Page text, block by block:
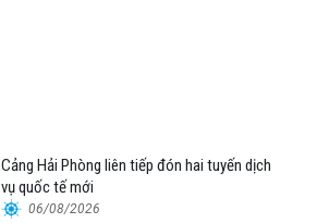
Cảng Hải Phòng liên tiếp đón hai tuyến dịch
vụ quốc tế mới
06/08/2026